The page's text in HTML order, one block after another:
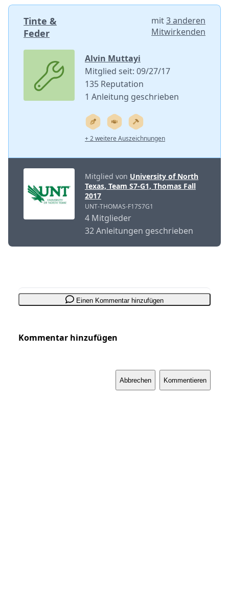
Tinte &
Feder
mit3 anderen
Mitwirkenden
Alvin Muttayi
Mitglied seit: 09/27/17
135 Reputation
1 Anleitung geschrieben
+ 2 weitere Auszeichnungen
Mitglied von University of North
Texas, Team S7-G1, Thomas Fall
2017
UNT-THOMAS-F17S7G1
4 Mitglieder
32 Anleitungen geschrieben
Einen Kommentar hinzufügen
Kommentar hinzufügen
Abbrechen Kommentieren